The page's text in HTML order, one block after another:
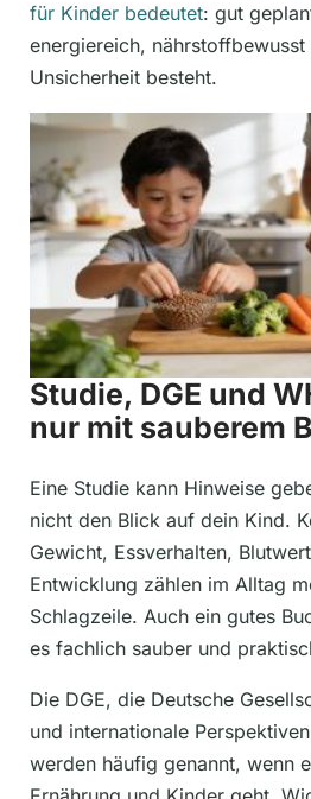
für Kinder bedeutet: gut
energiereich,
Unsicherheit besteht.
Studie, DGE und
nur mit sauberem
Eine Studie kann Hinweise
nicht den Blick auf dein Kind.
Gewicht, Essverhalten,
Entwicklung zählen im Alltag
Schlagzeile. Auch ein gutes
es fachlich sauber und
Die DGE, die Deutsche
und internationale
werden häufig genannt, wenn